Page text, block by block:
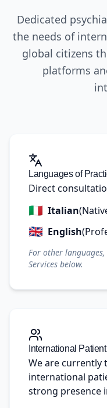
Dedicated
the needs of
global citizens
platforms
Languages of
Direct
🇮🇹 Italian
🇬🇧 English
For other
Services below.
International
We are currently
international
strong presence